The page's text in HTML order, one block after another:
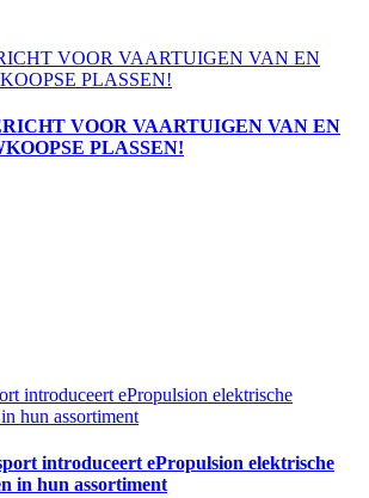
VOOR VAARTUIGEN VAN EN
PLASSEN!
VOOR VAARTUIGEN VAN EN
PLASSEN!
introduceert ePropulsion elektrische
hun assortiment
introduceert ePropulsion elektrische
in hun assortiment